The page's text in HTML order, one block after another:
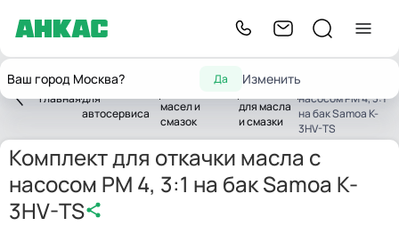
Ваш город Москва? Да Изменить
Главная
Оборудование
для
автосервиса
Оборудование
масел и
смазок
Комплекты
для масла
и смазки
откачки масла с
насосом PM 4, 3:1
на бак Samoa K-
3HV-TS
Комплект для откачки масла с
насосом PM 4, 3:1 на бак Samoa K-
3HV-TS